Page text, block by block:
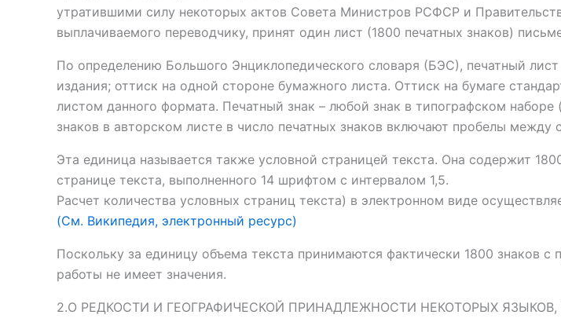
утратившими силу некоторых актов Совета Министров РСФСР и
выплачиваемого переводчику, принят один лист (1800 печатных знаков)
По определению Большого Энциклопедического словаря (БЭС), печатный
издания; оттиск на одной стороне бумажного листа. Оттиск на бумаге
листом данного формата. Печатный знак – любой знак в типографском
знаков в авторском листе в число печатных знаков включают пробелы между
Эта единица называется также условной страницей текста. Она содержит
странице текста, выполненного 14 шрифтом с интервалом 1,5.
Расчет количества условных страниц текста) в электронном виде
(См. Википедия, электронный ресурс)
Поскольку за единицу объема текста принимаются фактически 1800 знаков
работы не имеет значения.
2.О РЕДКОСТИ И ГЕОГРАФИЧЕСКОЙ ПРИНАДЛЕЖНОСТИ НЕКОТОРЫХ